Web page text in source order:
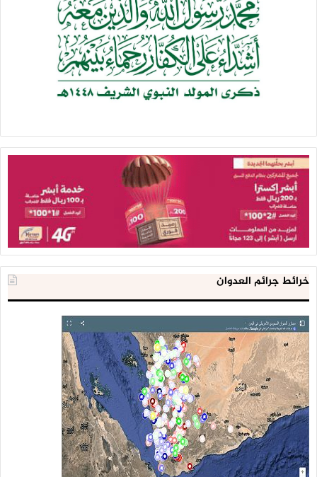
خرائط جرائم العدوان